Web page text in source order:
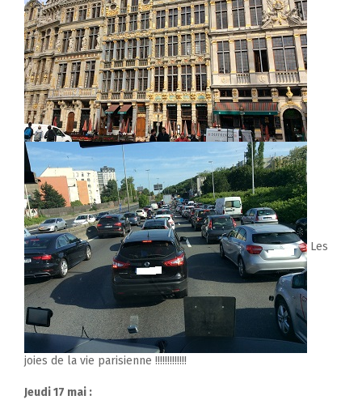
Les
joies de la vie parisienne !!!!!!!!!!!!!
Jeudi 17 mai :